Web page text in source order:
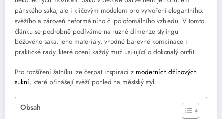
pánského saka, ale i klíčovým modelem pro vytvoření elegantního,
svěžího a zároveň neformálního či polofomálního vzhledu. V tomto
článku se podrobně podíváme na různé dimenze stylingu
béžového saka, jeho materiály, vhodné barevné kombinace i
praktické rady, které ocení každý muž usilující o dokonalý outfit.
Pro rozšíření šatníku lze čerpat inspiraci z moderních džínových
sukní, které přinášejí svěží pohled na městský styl.
Obsah